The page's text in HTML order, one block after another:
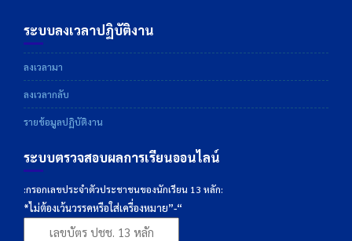
ระบบลงเวลาปฏิบัติงาน
ลงเวลามา
ลงเวลากลับ
รายข้อมูลปฏิบัติงาน
ระบบตรวจสอบผลการเรียนออนไลน์
:กรอกเลขประจำตัวประชาชนของนักเรียน 13 หลัก:
*ไม่ต้องเว้นวรรคหรือใส่เครื่องหมาย”-“